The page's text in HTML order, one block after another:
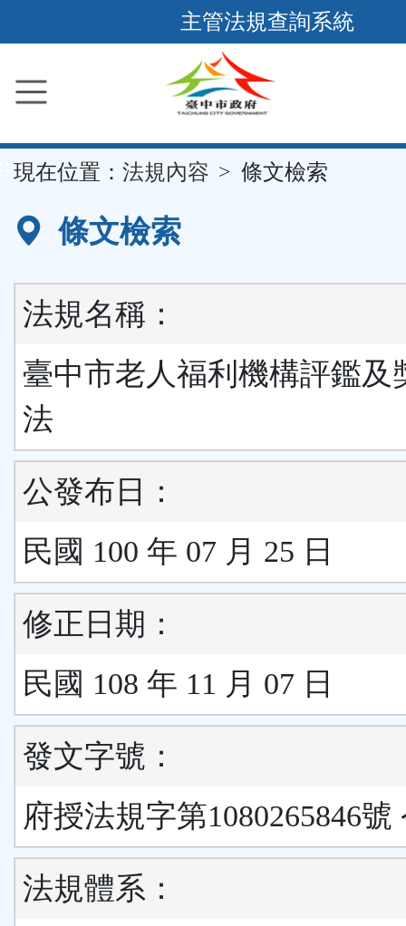
到
要
容
區
主管法規查詢系統
現在位置： 法規內容 條文檢索
條文檢索
法規名稱：
臺中市老人福利機構評鑑及
法
公發布日：
民國 100 年 07 月 25 日
修正日期：
民國 108 年 11 月 07 日
發文字號：
府授法規字第1080265846號
法規體系：